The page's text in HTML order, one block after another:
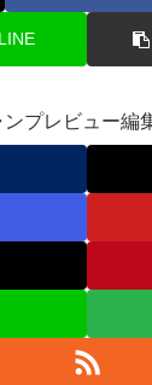
LINE
プレビュー編